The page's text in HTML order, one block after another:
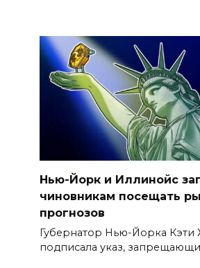
Нью-Йорк и Иллинойс
чиновникам посещать
прогнозов
Губернатор Нью-Йорка Кэти
подписала указ,